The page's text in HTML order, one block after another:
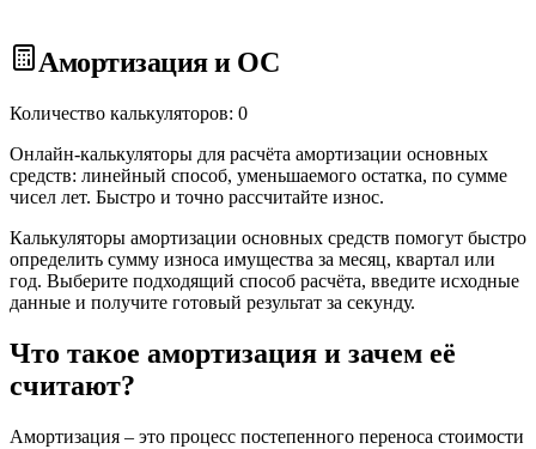
Амортизация и ОС
Количество калькуляторов: 0
Онлайн-калькуляторы для расчёта амортизации основных
средств: линейный способ, уменьшаемого остатка, по сумме
чисел лет. Быстро и точно рассчитайте износ.
Калькуляторы амортизации основных средств помогут быстро
определить сумму износа имущества за месяц, квартал или
год. Выберите подходящий способ расчёта, введите исходные
данные и получите готовый результат за секунду.
Что такое амортизация и зачем её
считают?
Амортизация – это процесс постепенного переноса стоимости